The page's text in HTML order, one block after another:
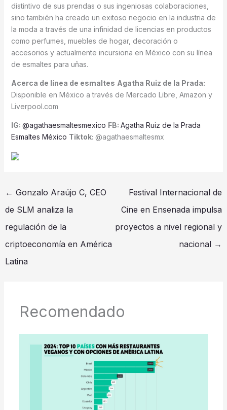
distintivo de sus prendas o sus ingeniosas colaboraciones,
sino también ha creado un exitoso negocio en la industria de
la moda a través de una infinidad de licencias en productos
como perfumes, muebles de hogar, decoración o
accesorios y actualmente incursiona en México con su línea
de esmaltes para uñas.
Acerca de línea de esmaltes Agatha Ruiz de la Prada:
Disponible en México a través de Mercado Libre, Amazon y
Liverpool.com
IG: @agathaesmaltesmexico FB: Agatha Ruiz de la Prada
Esmaltes México Tiktok: @agathaesmaltesmx
← Gonzalo Araújo C, CEO
de SLM analiza la
regulación de la
criptoeconomía en América
Latina
Festival Internacional de
Cine en Ensenada impulsa
proyectos a nivel regional y
nacional →
Recomendado